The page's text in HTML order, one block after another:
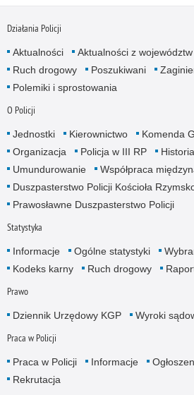
Działania Policji
Aktualności Aktualności z województw
Ruch drogowy
Poszukiwani
Polemiki i sprostowania
O Policji
Jednostki Kierownictwo
Komenda
Organizacja
Policja w III RP Historia
Umundurowanie
Współpraca
Duszpasterstwo Policji Kościoła
Prawosławne Duszpasterstwo Policji
Statystyka
Informacje Ogólne statystyki
Kodeks karny
Ruch drogowy
Prawo
Dziennik Urzędowy KGP Wyroki
Praca w Policji
Praca w Policji Informacje
Rekrutacja